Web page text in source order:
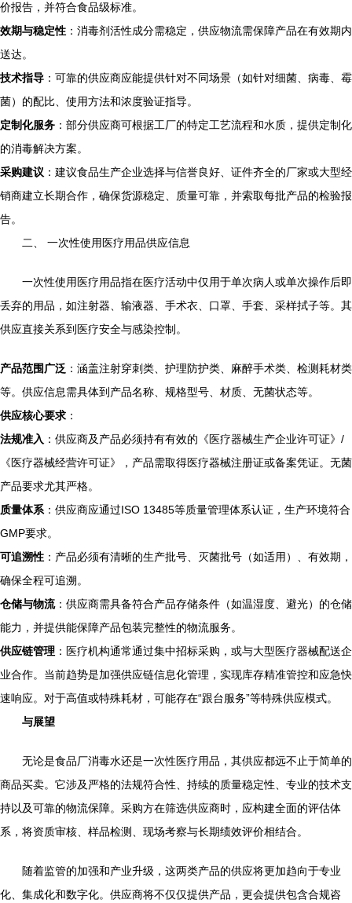
价报告，并符合食品级标准。
效期与稳定性 ：消毒剂活性成分需稳定，供应物流需保障产品在有效期内
送达。
技术指导 ：可靠的供应商应能提供针对不同场景（如针对细菌、病毒、霉
菌）的配比、使用方法和浓度验证指导。
定制化服务 ：部分供应商可根据工厂的特定工艺流程和水质，提供定制化
的消毒解决方案。
采购建议 ：建议食品生产企业选择与信誉良好、证件齐全的厂家或大型经
销商建立长期合作，确保货源稳定、质量可靠，并索取每批产品的检验报
告。
二、 一次性使用医疗用品供应信息
一次性使用医疗用品指在医疗活动中仅用于单次病人或单次操作后即
丢弃的用品，如注射器、输液器、手术衣、口罩、手套、采样拭子等。其
供应直接关系到医疗安全与感染控制。
产品范围广泛 ：涵盖注射穿刺类、护理防护类、麻醉手术类、检测耗材类
等。供应信息需具体到产品名称、规格型号、材质、无菌状态等。
供应核心要求 ：
法规准入 ：供应商及产品必须持有有效的《医疗器械生产企业许可证》/
《医疗器械经营许可证》，产品需取得医疗器械注册证或备案凭证。无菌
产品要求尤其严格。
质量体系 ：供应商应通过ISO 13485等质量管理体系认证，生产环境符合
GMP要求。
可追溯性 ：产品必须有清晰的生产批号、灭菌批号（如适用）、有效期，
确保全程可追溯。
仓储与物流：供应商需具备符合产品存储条件（如温湿度、避光）的仓储
能力，并提供能保障产品包装完整性的物流服务。
供应链管理 ：医疗机构通常通过集中招标采购，或与大型医疗器械配送企
业合作。当前趋势是加强供应链信息化管理，实现库存精准管控和应急快
速响应。对于高值或特殊耗材，可能存在“跟台服务”等特殊供应模式。
与展望
无论是食品厂消毒水还是一次性医疗用品，其供应都远不止于简单的
商品买卖。它涉及严格的法规符合性、持续的质量稳定性、专业的技术支
持以及可靠的物流保障。采购方在筛选供应商时，应构建全面的评估体
系，将资质审核、样品检测、现场考察与长期绩效评价相结合。
随着监管的加强和产业升级，这两类产品的供应将更加趋向于专业
化、集成化和数字化。供应商将不仅仅提供产品，更会提供包含合规咨